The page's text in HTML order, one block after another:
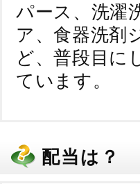
パース、洗濯
ア、食器洗剤
ど、普段目に
ています。
配当は？